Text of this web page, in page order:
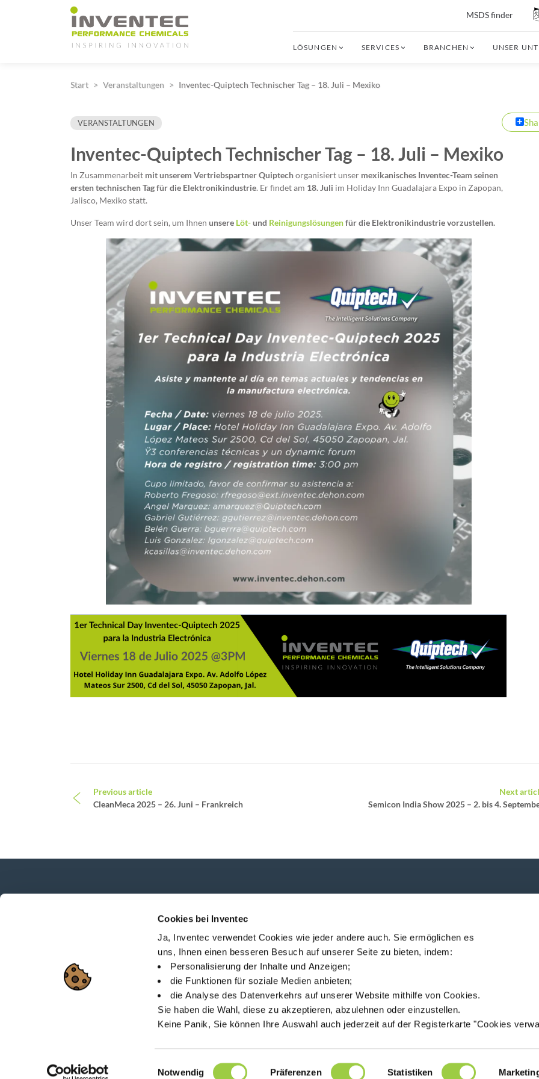
Cookies bei Inventec
Ja, Inventec verwendet Cookies wie jeder andere auch. Sie ermöglichen es
uns, Ihnen einen besseren Besuch auf unserer Seite zu bieten, indem:
Personalisierung der Inhalte und Anzeigen;
die Funktionen für soziale Medien anbieten;
die Analyse des Datenverkehrs auf unserer Website mithilfe von Cookies.
Sie haben die Wahl, diese zu akzeptieren, abzulehnen oder einzustellen.
Keine Panik, Sie können Ihre Auswahl auch jederzeit auf der Registerkarte "Cookies
Einwilligungsauswahl
Notwendig Präferenzen Statistiken
Main Navigation
MSDS finder
LÖSUNGEN SERVICES BRANCHEN UNSER
Start Veranstaltungen Inventec-Quiptech Technischer Tag – 18. Juli – Mexiko
VERANSTALTUNGEN
Inventec-Quiptech Technischer Tag – 18. Juli – Mexiko
In Zusammenarbeit mit unserem Vertriebspartner Quiptechorganisiert unser mexikanisches Inventec-Team seinen
ersten technischen Tag für die Elektronikindustrie. Er findet am 18. Juli im Holiday Inn Guadalajara Expo in Zapopan,
Jalisco, Mexiko statt.
Unser Team wird dort sein, um Ihnen unsere Löt-und Reinigungslösungenfür die Elektronikindustrie vorzustellen.
Beitrags-Navigation
Previous article
CleanMeca 2025 – 26. Juni – Frankreich
Next
Semicon India Show 2025 – 2. bis 4.
Bleiben Sie mit unserem Newsletter in Verbindung!
Lageplan Über Inventec Standorte Nachrichten MSDS finder